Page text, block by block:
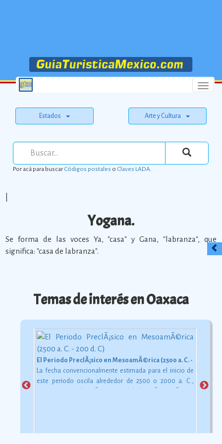
Menu
Estados Arte y Cultura
Por acá para buscarCódigos postales o Claves LADA.
Yogana.
Se forma de las voces Ya, "casa" y Gana, "labranza", que
significa: "casa de labranza".
Temas de interés en Oaxaca
El Periodo PreclÃ¡sico en MesoamÃ©rica (2500 a. C. - 200 d. C)
La fecha convencionalmente estimada para el inicio de
este periodo oscila alrededor de 2500 o 2000 a. C.,